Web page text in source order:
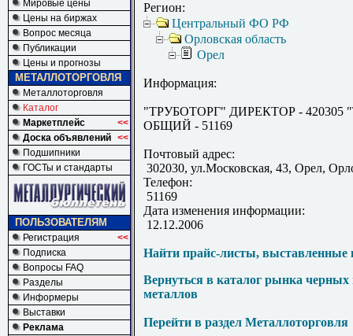
Мировые цены
Цены на биржах
Вопрос месяца
Публикации
Цены и прогнозы
МЕТАЛЛОТОРГОВЛЯ
Металлоторговля
Каталог
Маркетплейс
<<
Доска объявлений <<
Подшипники
ГОСТы и стандарты
ПОЛЬЗОВАТЕЛЯМ
Регистрация
<<
Подписка
Вопросы FAQ
Разделы
Информеры
Выставки
Реклама
Регион:
Центральный ФО РФ
Орловская область
Орел
Информация:
"ТРУБОТОРГ" ДИРЕКТОР - 420305
ОБЩИЙ - 51169
Почтовый адрес:
302030, ул.Московская, 43, Орел,
Телефон:
51169
Дата изменения информации:
12.12.2006
Найти прайс-листы, выставленные
Вернуться в каталог рынка
металлов
Перейти в раздел Металлоторговля